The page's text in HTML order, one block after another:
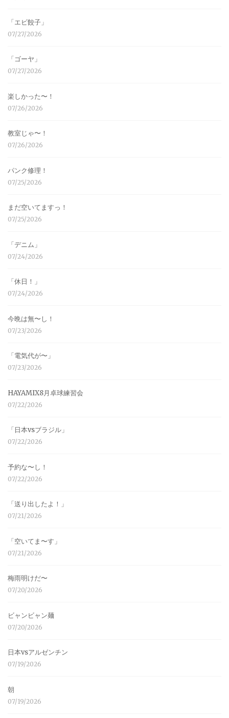
「エビ餃子」
07/27/2026
「ゴーヤ」
07/27/2026
楽しかった〜！
07/26/2026
教室じゃ〜！
07/26/2026
パンク修理！
07/25/2026
まだ空いてますっ！
07/25/2026
「デニム」
07/24/2026
「休日！」
07/24/2026
今晩は無〜し！
07/23/2026
「電気代が〜」
07/23/2026
HAYAMIX8月卓球練習会
07/22/2026
「日本vsブラジル」
07/22/2026
予約な〜し！
07/22/2026
「送り出したよ！」
07/21/2026
「空いてま〜す」
07/21/2026
梅雨明けだ〜
07/20/2026
ビャンビャン麺
07/20/2026
日本vsアルゼンチン
07/19/2026
朝
07/19/2026